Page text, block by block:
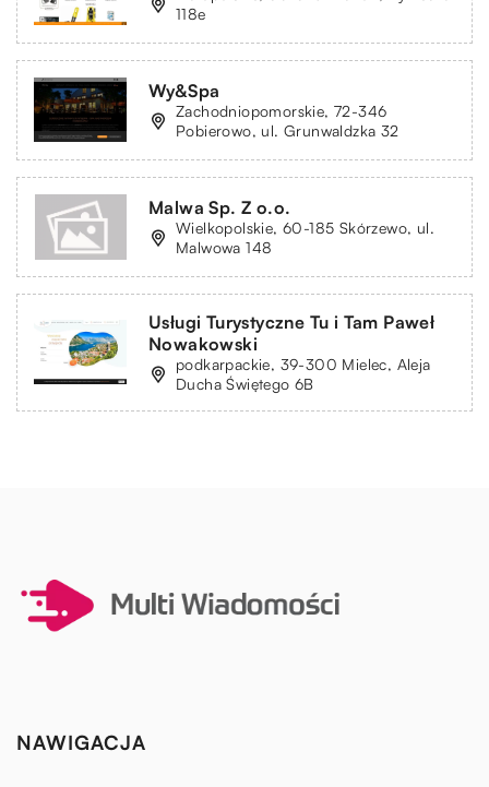
118e
Wy&Spa
Zachodniopomorskie, 72-346
Pobierowo, ul. Grunwaldzka 32
Malwa Sp. Z o.o.
Wielkopolskie, 60-185 Skórzewo, ul.
Malwowa 148
Usługi Turystyczne Tu i Tam Paweł
Nowakowski
podkarpackie, 39-300 Mielec, Aleja
Ducha Świętego 6B
NAWIGACJA